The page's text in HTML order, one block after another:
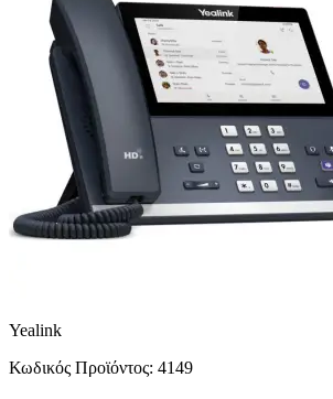
Yealink
Κωδικός Προϊόντος: 4149